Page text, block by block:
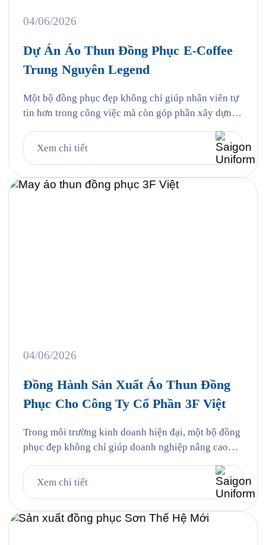
04/06/2026
Dự Án Áo Thun Đồng Phục E-Coffee
Trung Nguyên Legend
Một bộ đồng phục đẹp không chỉ giúp nhân viên tự
tin hơn trong công việc mà còn góp phần xây dựng
khách hàng. Đó cũng chính là lý do ngày càng
nhiều doanh nghiệp đầu tư bài bản vào việc may áo
Xem chi tiết
04/06/2026
Đồng Hành Sản Xuất Áo Thun Đồng
Phục Cho Công Ty Cổ Phần 3F Việt
Trong môi trường kinh doanh hiện đại, một bộ đồng
phục đẹp không chỉ giúp doanh nghiệp nâng cao
tạo nên hình ảnh chuyên nghiệp, chỉn chu trong mắt
khách hàng và đối tác. Đồng thời, đây cũng là yếu
Xem chi tiết